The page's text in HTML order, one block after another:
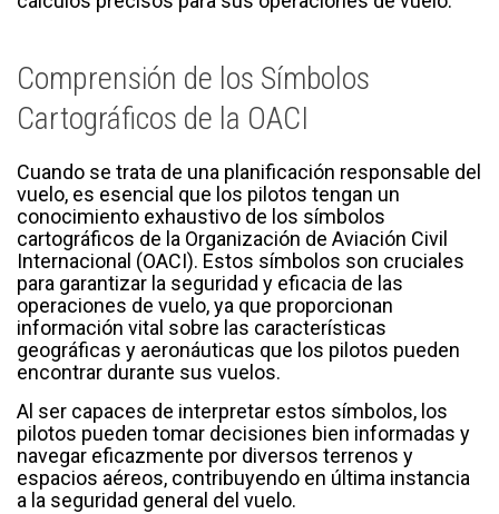
Comprensión de los Símbolos
Cartográficos de la OACI
Cuando se trata de una planificación responsable del
vuelo, es esencial que los pilotos tengan un
conocimiento exhaustivo de los símbolos
cartográficos de la Organización de Aviación Civil
Internacional (OACI). Estos símbolos son cruciales
para garantizar la seguridad y eficacia de las
operaciones de vuelo, ya que proporcionan
información vital sobre las características
geográficas y aeronáuticas que los pilotos pueden
encontrar durante sus vuelos.
Al ser capaces de interpretar estos símbolos, los
pilotos pueden tomar decisiones bien informadas y
navegar eficazmente por diversos terrenos y
espacios aéreos, contribuyendo en última instancia
a la seguridad general del vuelo.